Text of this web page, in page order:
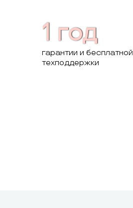
1 год
гарантии и бесплатной
техподдержки